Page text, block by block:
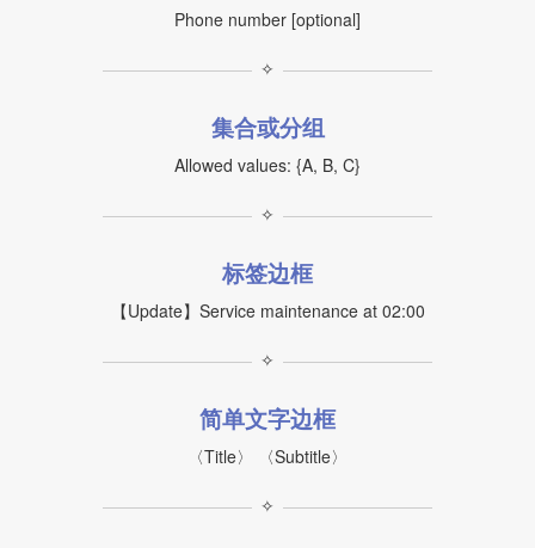
Phone number [optional]
✧
集合或分组
Allowed values: {A, B, C}
✧
标签边框
【Update】Service maintenance at 02:00
✧
简单文字边框
〈Title〉 〈Subtitle〉
✧